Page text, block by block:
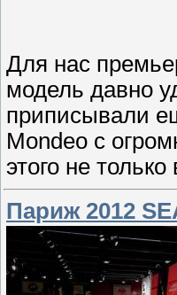
Для нас
модель давно
приписывали
Mondeo с
этого не
Париж 2012